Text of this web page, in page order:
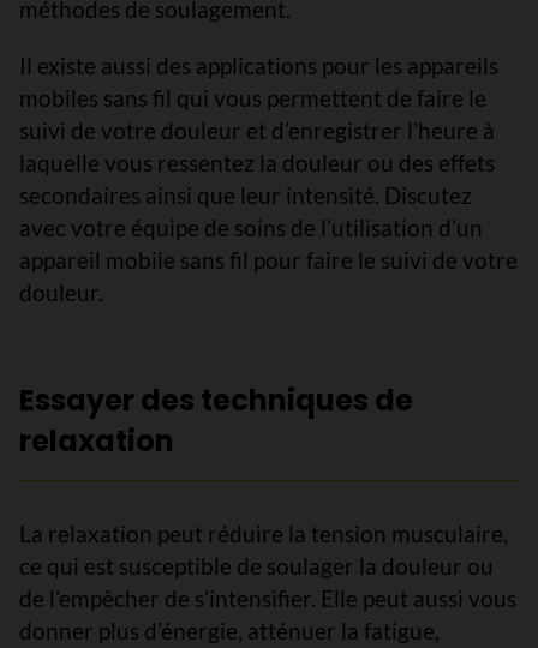
méthodes de soulagement.
Il existe aussi des applications pour les appareils
mobiles sans fil qui vous permettent de faire le
suivi de votre douleur et d’enregistrer l’heure à
laquelle vous ressentez la douleur ou des effets
secondaires ainsi que leur intensité. Discutez
avec votre équipe de soins de l’utilisation d’un
appareil mobile sans fil pour faire le suivi de votre
douleur.
Essayer des techniques de
relaxation
La relaxation peut réduire la tension musculaire,
ce qui est susceptible de soulager la douleur ou
de l’empêcher de s’intensifier. Elle peut aussi vous
donner plus d’énergie, atténuer la fatigue,